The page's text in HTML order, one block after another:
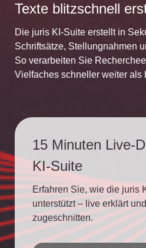
Texte blitzschnell
Die juris KI-Suite erstellt in
Schriftsätze, Stellungnahmen
So verarbeiten Sie
Vielfaches schneller weiter als
15 Minuten Live-
KI-Suite
Erfahren Sie, wie die juris
unterstützt – live erklärt
zugeschnitten.